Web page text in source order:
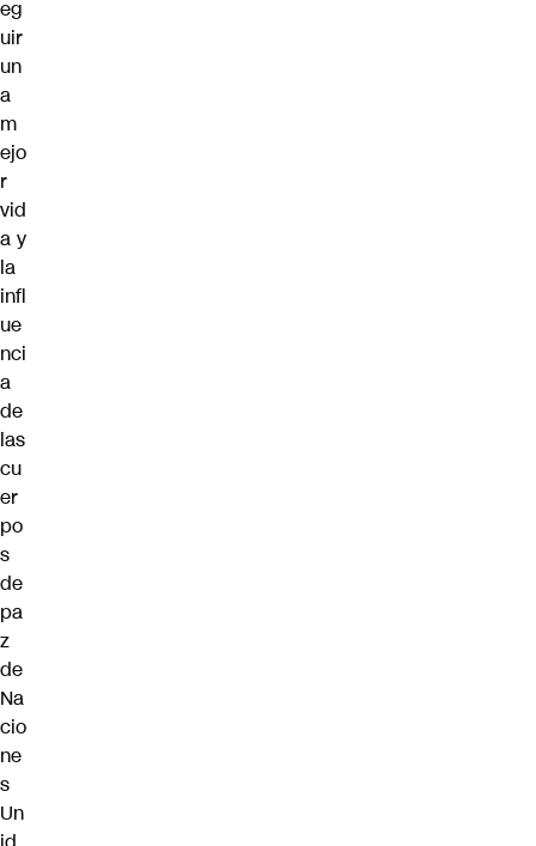
eg
uir
un
a
m
ejo
r
vid
a y
la
infl
ue
nci
a
de
las
cu
er
po
s
de
pa
z
de
Na
cio
ne
s
Un